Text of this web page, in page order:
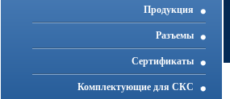
Продукция
Разъемы
Cертификаты
Комплектующие для СКС